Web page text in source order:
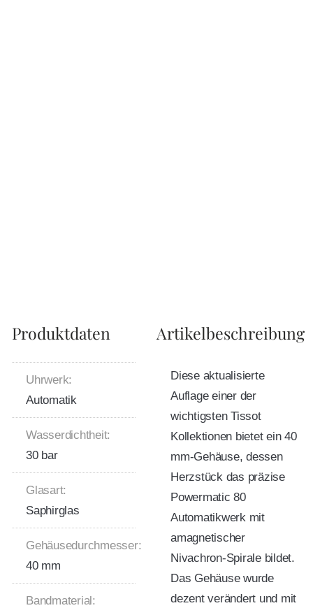
Produktdaten
Uhrwerk:
Automatik
Wasserdichtheit:
30 bar
Glasart:
Saphirglas
Gehäusedurchmesser:
40 mm
Bandmaterial:
Artikelbeschreibung
Diese aktualisierte
Auflage einer der
wichtigsten Tissot
Kollektionen bietet ein 40
mm-Gehäuse, dessen
Herzstück das präzise
Powermatic 80
Automatikwerk mit
amagnetischer
Nivachron-Spirale bildet.
Das Gehäuse wurde
dezent verändert und mit